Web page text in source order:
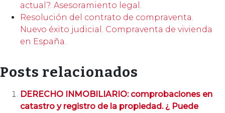
actual?. Asesoramiento legal.
Resolución del contrato de compraventa.
Nuevo éxito judicial. Compraventa de vivienda
en España.
Posts relacionados
DERECHO INMOBILIARIO: comprobaciones en
catastro y registro de la propiedad. ¿ Puede